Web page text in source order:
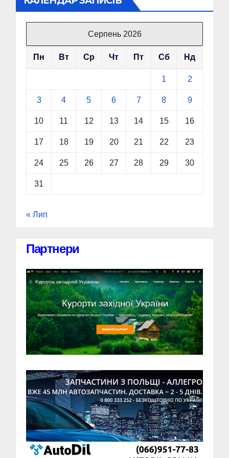
Серпень 2026
Пн Вт Ср Чт Пт Сб Нд
1 2
3 4 5 6 7 8 9
10 11 12 13 14 15 16
17 18 19 20 21 22 23
24 25 26 27 28 29 30
31
« Лип
Партнери